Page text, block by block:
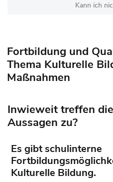
Kann ich
Fortbildung und
Thema Kulturelle
Maßnahmen
Inwieweit treffen
Aussagen zu?
Es gibt schulinterne
Kulturelle Bildung.